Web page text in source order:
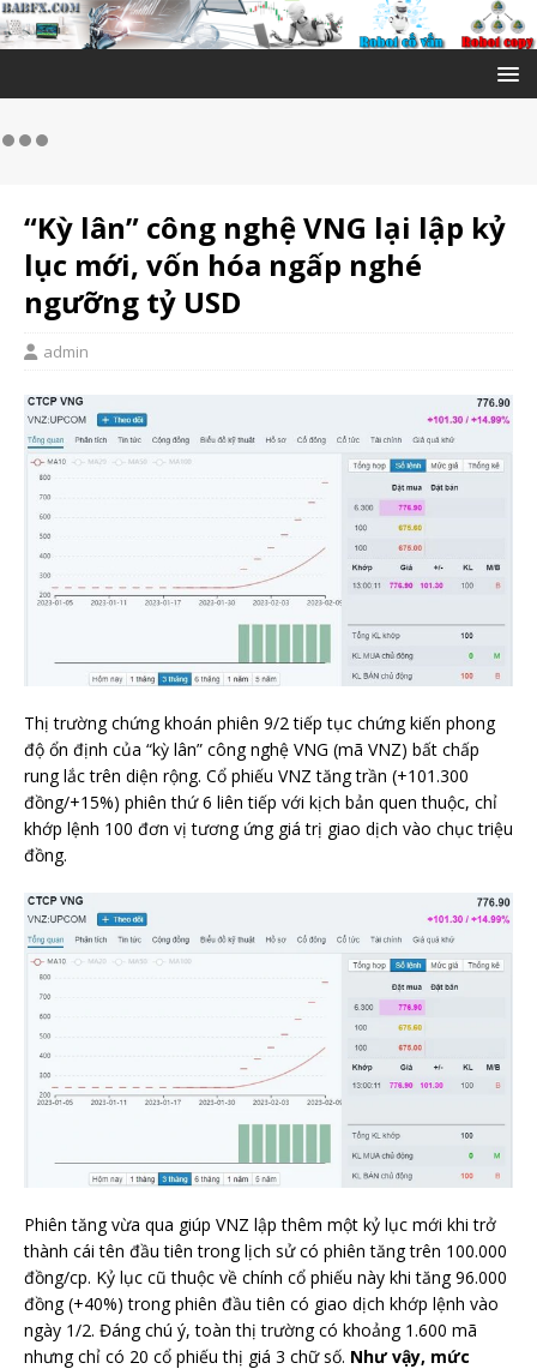
“Kỳ lân” công nghệ VNG lại lập kỷ
lục mới, vốn hóa ngấp nghé
ngưỡng tỷ USD
admin
Thị trường chứng khoán phiên 9/2 tiếp tục chứng kiến phong
độ ổn định của “kỳ lân” công nghệ VNG (mã VNZ) bất chấp
rung lắc trên diện rộng. Cổ phiếu VNZ tăng trần (+101.300
đồng/+15%) phiên thứ 6 liên tiếp với kịch bản quen thuộc, chỉ
khớp lệnh 100 đơn vị tương ứng giá trị giao dịch vào chục triệu
đồng.
Phiên tăng vừa qua giúp VNZ lập thêm một kỷ lục mới khi trở
thành cái tên đầu tiên trong lịch sử có phiên tăng trên 100.000
đồng/cp. Kỷ lục cũ thuộc về chính cổ phiếu này khi tăng 96.000
đồng (+40%) trong phiên đầu tiên có giao dịch khớp lệnh vào
ngày 1/2. Đáng chú ý, toàn thị trường có khoảng 1.600 mã
nhưng chỉ có 20 cổ phiếu thị giá 3 chữ số. Như vậy, mức